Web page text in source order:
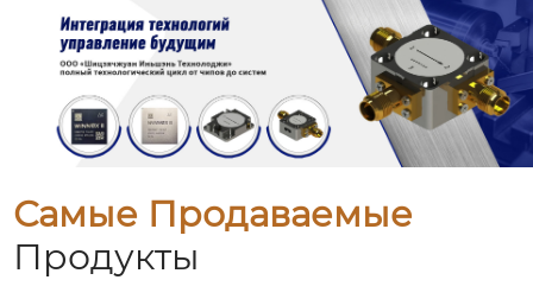
Самые Продаваемые
Продукты